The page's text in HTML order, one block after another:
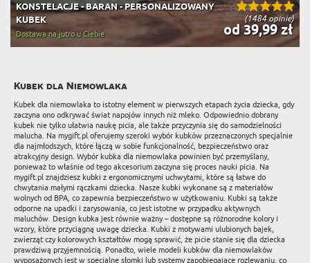
(1484 opinie)
KONSTELACJE - BARAN - PERSONALIZOWANY
KUBEK
od 39,99 zł
Dostawa na jutro u Ciebie
Kubek dla Niemowlaka
Kubek dla niemowlaka to istotny element w pierwszych etapach życia dziecka, gdy
zaczyna ono odkrywać świat napojów innych niż mleko. Odpowiednio dobrany
kubek nie tylko ułatwia naukę picia, ale także przyczynia się do samodzielności
malucha. Na mygift.pl oferujemy szeroki wybór kubków przeznaczonych specjalnie
dla najmłodszych, które łączą w sobie funkcjonalność, bezpieczeństwo oraz
atrakcyjny design. Wybór kubka dla niemowlaka powinien być przemyślany,
ponieważ to właśnie od tego akcesorium zaczyna się proces nauki picia. Na
mygift.pl znajdziesz kubki z ergonomicznymi uchwytami, które są łatwe do
chwytania małymi rączkami dziecka. Nasze kubki wykonane są z materiałów
wolnych od BPA, co zapewnia bezpieczeństwo w użytkowaniu. Kubki są także
odporne na upadki i zarysowania, co jest istotne w przypadku aktywnych
maluchów. Design kubka jest równie ważny – dostępne są różnorodne kolory i
wzory, które przyciągną uwagę dziecka. Kubki z motywami ulubionych bajek,
zwierząt czy kolorowych kształtów mogą sprawić, że picie stanie się dla dziecka
prawdziwą przyjemnością. Ponadto, wiele modeli kubków dla niemowlaków
wyposażonych jest w specjalne słomki lub systemy zapobiegające rozlewaniu, co